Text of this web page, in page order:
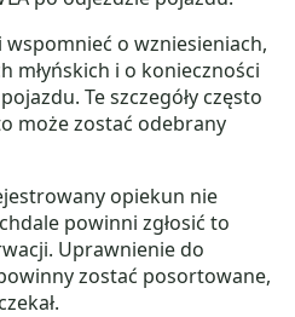
o wzniesieniach,
młyńskich i o konieczności
Te szczegóły często
może zostać odebrany
opiekun nie
powinni zgłosić to
Uprawnienie do
zostać posortowane,